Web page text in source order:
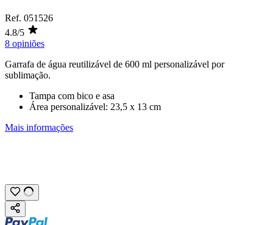
Ref. 051526
4.8/5
8 opiniões
Garrafa de água reutilizável de 600 ml personalizável por
sublimação.
Tampa com bico e asa
Área personalizável: 23,5 x 13 cm
Mais informações